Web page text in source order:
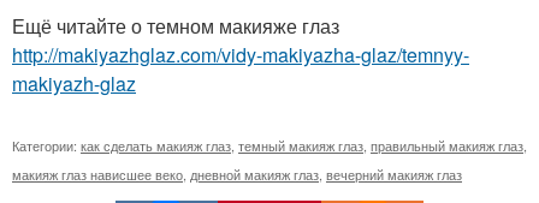
Ещё читайте о темном макияже глаз
http://makiyazhglaz.com/vidy-makiyazha-glaz/temnyy-
makiyazh-glaz
Категории: как сделать макияж глаз темный макияж глаз правильный макияж глаз
макияж глаз нависшее веко дневной макияж глаз вечерний макияж глаз